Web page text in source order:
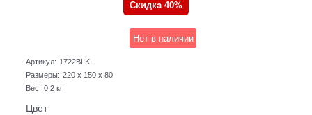
Скидка 40%
Нет в наличии
Артикул: 1722BLK
Размеры: 220 x 150 x 80
Вес: 0,2 кг.
Цвет